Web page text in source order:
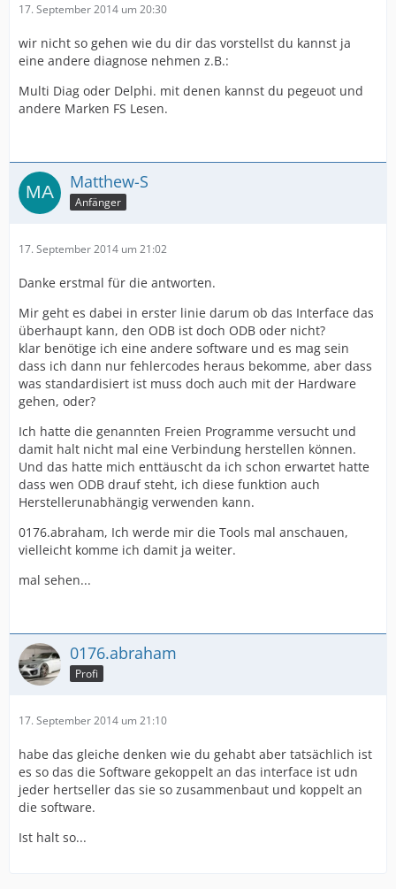
17. September 2014 um 20:30
wir nicht so gehen wie du dir das vorstellst du kannst ja
eine andere diagnose nehmen z.B.:
Multi Diag oder Delphi. mit denen kannst du pegeuot und
andere Marken FS Lesen.
Matthew-S
Anfänger
17. September 2014 um 21:02
Danke erstmal für die antworten.
Mir geht es dabei in erster linie darum ob das Interface das
überhaupt kann, den ODB ist doch ODB oder nicht?
klar benötige ich eine andere software und es mag sein
dass ich dann nur fehlercodes heraus bekomme, aber dass
was standardisiert ist muss doch auch mit der Hardware
gehen, oder?
Ich hatte die genannten Freien Programme versucht und
damit halt nicht mal eine Verbindung herstellen können.
Und das hatte mich enttäuscht da ich schon erwartet hatte
dass wen ODB drauf steht, ich diese funktion auch
Herstellerunabhängig verwenden kann.
0176.abraham, Ich werde mir die Tools mal anschauen,
vielleicht komme ich damit ja weiter.
mal sehen...
0176.abraham
Profi
17. September 2014 um 21:10
habe das gleiche denken wie du gehabt aber tatsächlich ist
es so das die Software gekoppelt an das interface ist udn
jeder hertseller das sie so zusammenbaut und koppelt an
die software.
Ist halt so...